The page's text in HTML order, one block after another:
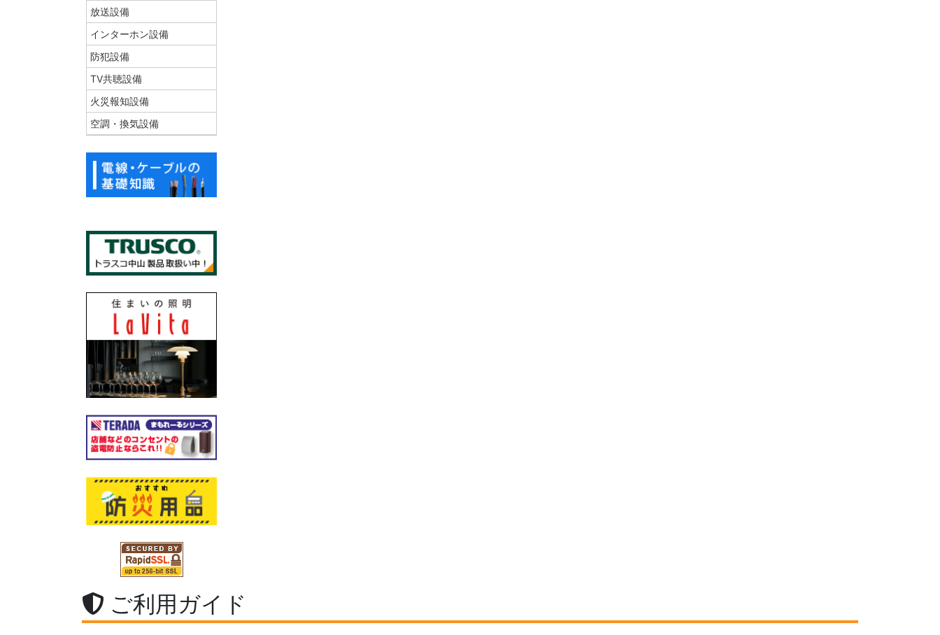
放送設備
インターホン設備
防犯設備
TV共聴設備
火災報知設備
空調・換気設備
ご利用ガイド